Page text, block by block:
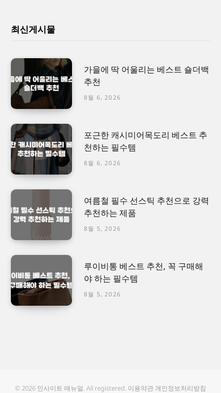
최신게시물
가을에 딱 어울리는 베스트 숄더백
추천
8월 6, 2026
포근한 캐시미어목도리 베스트 추
천하는 필수템
8월 6, 2026
여름철 필수 선스틱 추천으로 강력
추천하는 제품
8월 5, 2026
루이비통 베스트 추천, 꼭 구매해
야 하는 필수템
8월 5, 2026
© 2026 인사이트 매뉴얼. All registered. 이용약관 개인정보처리방침